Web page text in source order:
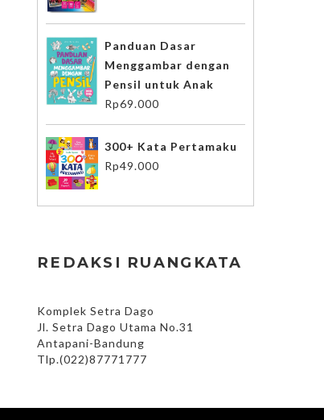
Panduan Dasar
Menggambar dengan
Pensil untuk Anak
Rp69.000
300+ Kata Pertamaku
Rp49.000
REDAKSI RUANGKATA
Komplek Setra Dago
Jl. Setra Dago Utama No.31
Antapani-Bandung
Tlp.(022)87771777